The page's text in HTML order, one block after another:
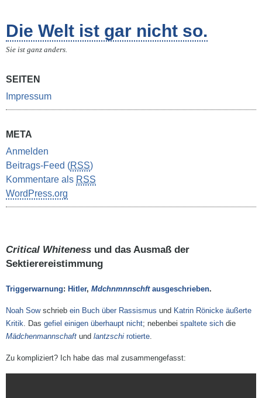
Die Welt ist gar nicht so.
Sie ist ganz anders.
SEITEN
Impressum
META
Anmelden
Beitrags-Feed (RSS)
Kommentare als RSS
WordPress.org
Critical Whiteness und das Ausmaß der
Sektierereistimmung
Triggerwarnung: Hitler, Mdchnmnnschftausgeschrieben.
Noah Sowschrieb ein Buch über Rassismus und Katrin Rönicke äußerte
Kritik. Das gefiel einigen überhaupt nicht; nebenbei spaltete sich die
Mädchenmannschaft und lantzschi rotierte.
Zu kompliziert? Ich habe das mal zusammengefasst: